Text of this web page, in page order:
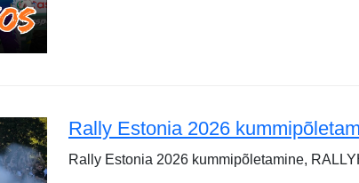
Rally Estonia 2026
Rally Estonia 2026 kummipõletamine,